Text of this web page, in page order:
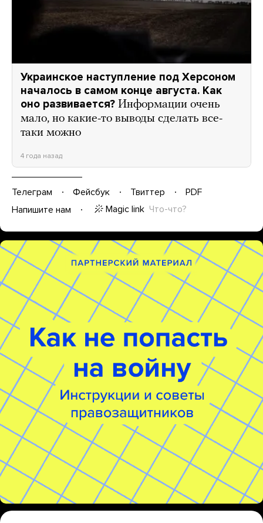
Украинское наступление под Херсоном
началось в самом конце августа. Как
оно развивается? Информации очень
мало, но какие-то выводы сделать все-
таки можно
4 года назад
Телеграм Фейсбук Твиттер
PDF
Напишите нам
Magic link Что-что?